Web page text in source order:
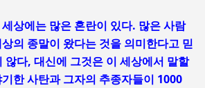
상에는 많은 혼란이 있다. 많은 사람
의 종말이 왔다는 것을 의미한다고 믿
않다, 대신에 그것은 이 세상에서 말할
한 사탄과 그자의 추종자들이 1000